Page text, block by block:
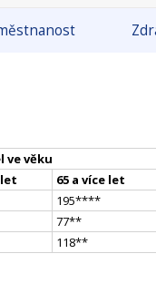
ve věku
let
65 a více let
195****
77**
118**